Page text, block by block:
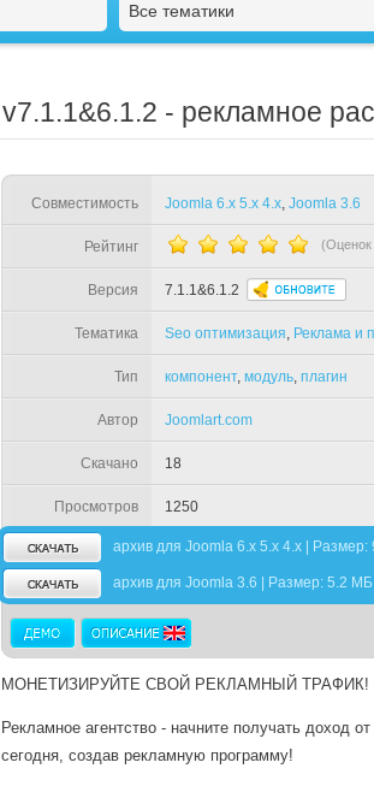
Все тематики
v7.1.1&6.1.2 - рекламное
Совместимость Joomla 6.x 5.x 4.x, Joomla 3.6
Рейтинг (Оценок
Версия 7.1.1&6.1.2
Тематика Seo оптимизация, Реклама и
Тип компонент, модуль, плагин
Автор Joomlart.com
Скачано 18
Просмотров 1250
архив для Joomla 6.x 5.x 4.x |
архив для Joomla 3.6 | Размер: 5.2 МБ
МОНЕТИЗИРУЙТЕ СВОЙ РЕКЛАМНЫЙ ТРАФИК!
Рекламное агентство - начните получать доход
сегодня, создав рекламную программу!